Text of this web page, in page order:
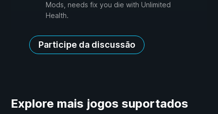
Mods, needs fix you die with Unlimited
Health.
Participe da discussão
Explore mais jogos suportados